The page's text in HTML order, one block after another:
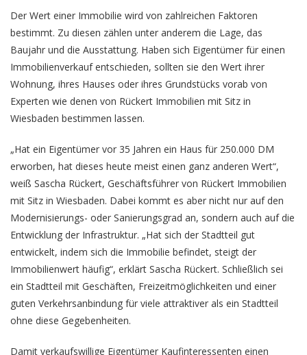
Der Wert einer Immobilie wird von zahlreichen Faktoren
bestimmt. Zu diesen zählen unter anderem die Lage, das
Baujahr und die Ausstattung. Haben sich Eigentümer für einen
Immobilienverkauf entschieden, sollten sie den Wert ihrer
Wohnung, ihres Hauses oder ihres Grundstücks vorab von
Experten wie denen von Rückert Immobilien mit Sitz in
Wiesbaden bestimmen lassen.
„Hat ein Eigentümer vor 35 Jahren ein Haus für 250.000 DM
erworben, hat dieses heute meist einen ganz anderen Wert“,
weiß Sascha Rückert, Geschäftsführer von Rückert Immobilien
mit Sitz in Wiesbaden. Dabei kommt es aber nicht nur auf den
Modernisierungs- oder Sanierungsgrad an, sondern auch auf die
Entwicklung der Infrastruktur. „Hat sich der Stadtteil gut
entwickelt, indem sich die Immobilie befindet, steigt der
Immobilienwert häufig“, erklärt Sascha Rückert. Schließlich sei
ein Stadtteil mit Geschäften, Freizeitmöglichkeiten und einer
guten Verkehrsanbindung für viele attraktiver als ein Stadtteil
ohne diese Gegebenheiten.
Damit verkaufswillige Eigentümer Kaufinteressenten einen